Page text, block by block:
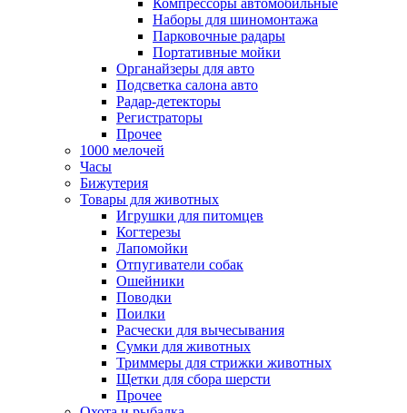
Компрессоры автомобильные
Наборы для шиномонтажа
Парковочные радары
Портативные мойки
Органайзеры для авто
Подсветка салона авто
Радар-детекторы
Регистраторы
Прочее
1000 мелочей
Часы
Бижутерия
Товары для животных
Игрушки для питомцев
Когтерезы
Лапомойки
Отпугиватели собак
Ошейники
Поводки
Поилки
Расчески для вычесывания
Сумки для животных
Триммеры для стрижки животных
Щетки для сбора шерсти
Прочее